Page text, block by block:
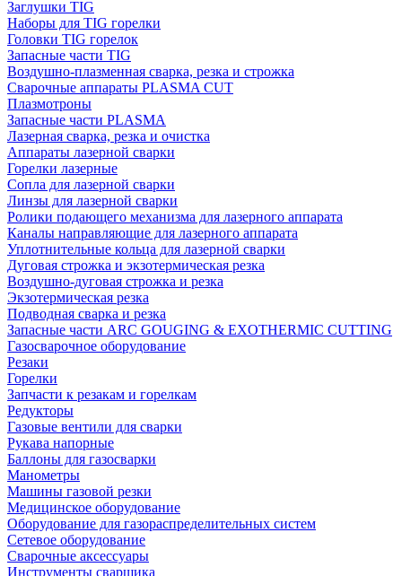
Заглушки TIG
Наборы для TIG горелки
Головки TIG горелок
Запасные части TIG
Воздушно-плазменная сварка, резка и строжка
Сварочные аппараты PLASMA CUT
Плазмотроны
Запасные части PLASMA
Лазерная сварка, резка и очистка
Аппараты лазерной сварки
Горелки лазерные
Сопла для лазерной сварки
Линзы для лазерной сварки
Ролики подающего механизма для лазерного аппарата
Каналы направляющие для лазерного аппарата
Уплотнительные кольца для лазерной сварки
Дуговая строжка и экзотермическая резка
Воздушно-дуговая строжка и резка
Экзотермическая резка
Подводная сварка и резка
Запасные части ARC GOUGING & EXOTHERMIC CUTTING
Газосварочное оборудование
Резаки
Горелки
Запчасти к резакам и горелкам
Редукторы
Газовые вентили для сварки
Рукава напорные
Баллоны для газосварки
Манометры
Машины газовой резки
Медицинское оборудование
Оборудование для газораспределительных систем
Сетевое оборудование
Сварочные аксессуары
Инструменты сварщика